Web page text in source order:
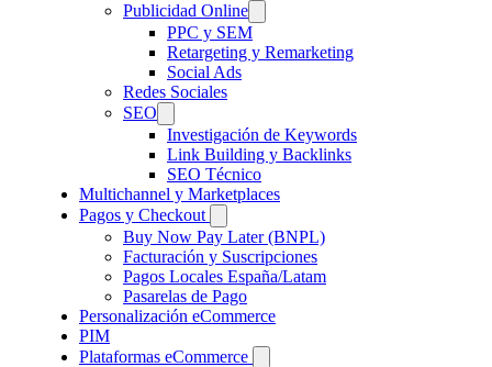
Publicidad Online
PPC y SEM
Retargeting y Remarketing
Social Ads
Redes Sociales
SEO
Investigación de Keywords
Link Building y Backlinks
SEO Técnico
Multichannel y Marketplaces
Pagos y Checkout
Buy Now Pay Later (BNPL)
Facturación y Suscripciones
Pagos Locales España/Latam
Pasarelas de Pago
Personalización eCommerce
PIM
Plataformas eCommerce